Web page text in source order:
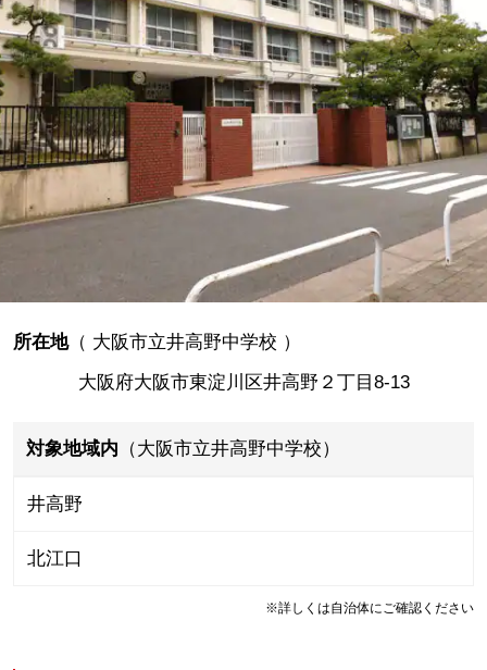
所在地（ 大阪市立井高野中学校 ）
大阪府大阪市東淀川区井高野２丁目8-13
対象地域内 （大阪市立井高野中学校）
井高野
北江口
※詳しくは自治体にご確認ください